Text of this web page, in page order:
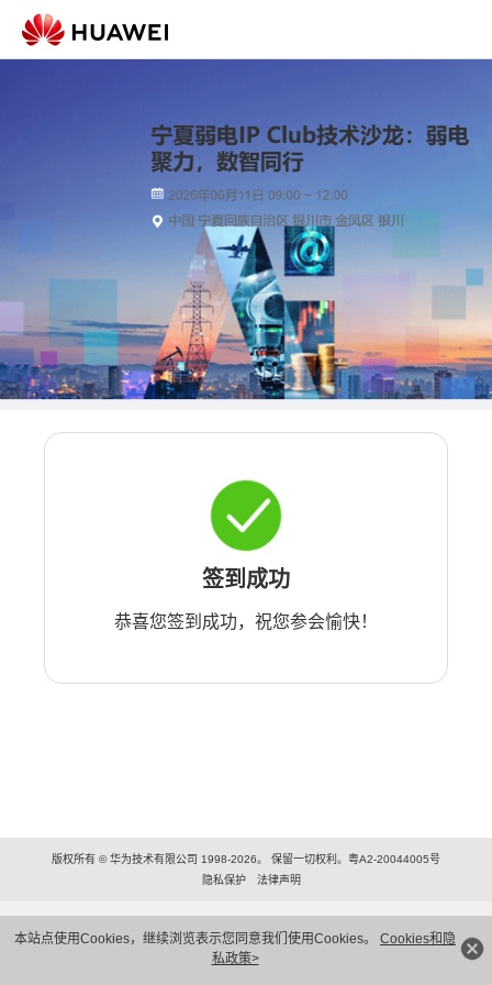
本站点使用Cookies，继续浏览表示您同意我们使用Cookies。 Cookies和隐
私政策>
签到成功
恭喜您签到成功，祝您参会愉快！
版权所有 © 华为技术有限公司 1998-2026。 保留一切权利。粤A2-20044005号
隐私保护
法律声明